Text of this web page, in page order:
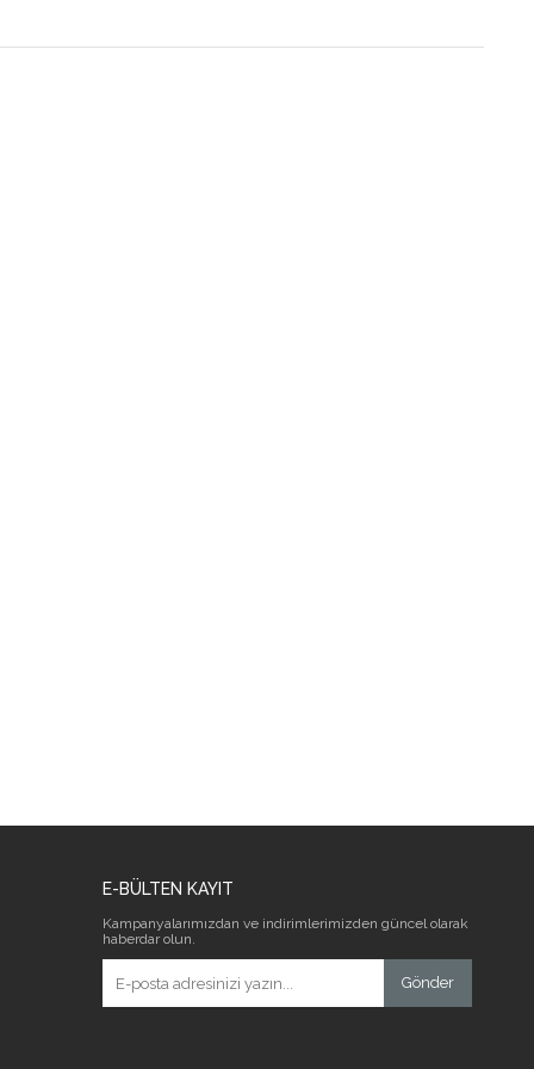
E-BÜLTEN KAYIT
Kampanyalarımızdan ve indirimlerimizden güncel olarak
haberdar olun.
Gönder